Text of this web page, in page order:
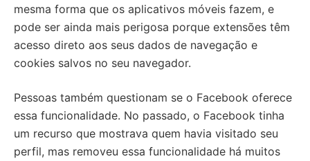
mesma forma que os aplicativos móveis fazem, e
pode ser ainda mais perigosa porque extensões têm
acesso direto aos seus dados de navegação e
cookies salvos no seu navegador.
Pessoas também questionam se o Facebook oferece
essa funcionalidade. No passado, o Facebook tinha
um recurso que mostrava quem havia visitado seu
perfil, mas removeu essa funcionalidade há muitos